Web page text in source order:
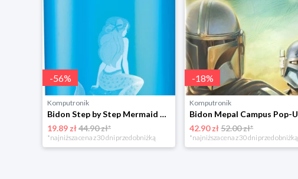
-56%
Komputronik
Bidon Step by Step Mermaid 183835 Step By Step
19.89 zł44.90 zł*
*najniższa cena z 30 dni przed obniżką
-18%
Komputronik
42.90 zł52.00 zł*
*najniższa cena z 30 dni przed obniżką